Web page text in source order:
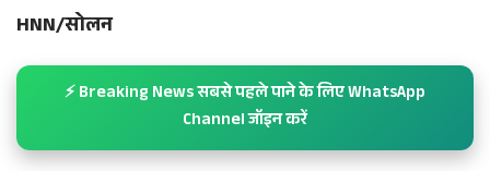
HNN/सोलन
⚡ Breaking News सबसे पहले पाने के लिए WhatsApp
Channel जॉइन करें